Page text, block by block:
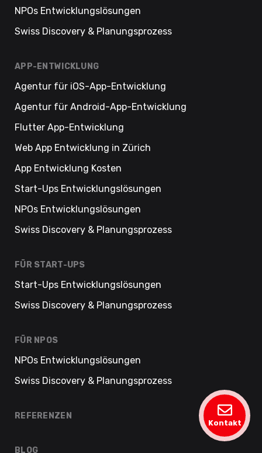
Kontakt
NPOs Entwicklungslösungen
Swiss Discovery & Planungsprozess
APP-ENTWICKLUNG
Agentur für iOS-App-Entwicklung
Agentur für Android-App-Entwicklung
Flutter App-Entwicklung
Web App Entwicklung in Zürich
App Entwicklung Kosten
Start-Ups Entwicklungslösungen
NPOs Entwicklungslösungen
Swiss Discovery & Planungsprozess
FÜR START-UPS
Start-Ups Entwicklungslösungen
Swiss Discovery & Planungsprozess
FÜR NPOS
NPOs Entwicklungslösungen
Swiss Discovery & Planungsprozess
REFERENZEN
BLOG